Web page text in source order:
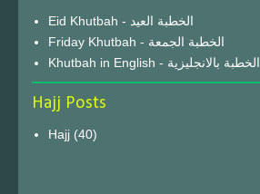
Eid Khutbah - الخطبة العيد
Friday Khutbah - الخطبة الجمعة
Khutbah in English - الخطبة بالانجليزية
Hajj Posts
Hajj (40)